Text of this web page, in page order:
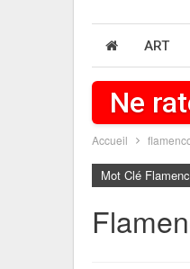
ART
Ne
Accueil
Mot Clé